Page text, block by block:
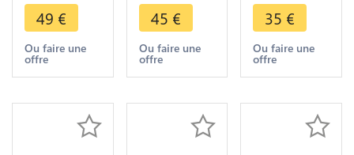
Café
Concert
Paillard
1925 Satire
Carnaval
49 €
Ou faire une
offre
Industrielle
Amiens
Abbeville
Mondidier
1938 SUP
45 €
Ou faire une
offre
Marianne
Coq Mattei
SUP ->
Make offer
35 €
Ou faire une
offre